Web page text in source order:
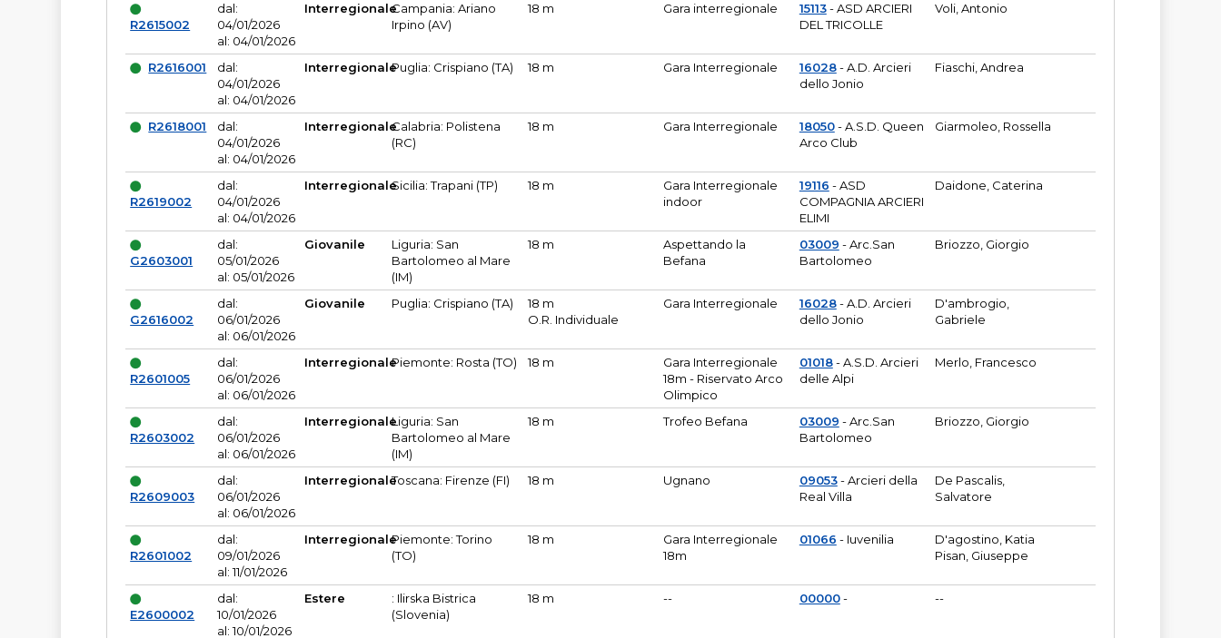
R2615002
dal:
04/01/2026
al: 04/01/2026
InterregionaleCampania: Ariano
Irpino (AV)
18 m Gara interregionale 15113- ASD ARCIERI
DEL TRICOLLE
Voli, Antonio
R2616001
dal:
04/01/2026
al: 04/01/2026
InterregionalePuglia: Crispiano (TA) 18 m Gara Interregionale 16028- A.D. Arcieri
dello Jonio
Fiaschi, Andrea
R2618001
dal:
04/01/2026
al: 04/01/2026
InterregionaleCalabria: Polistena
(RC)
18 m Gara Interregionale 18050- A.S.D. Queen
Arco Club
Giarmoleo, Rossella
R2619002
dal:
04/01/2026
al: 04/01/2026
InterregionaleSicilia: Trapani (TP) 18 m
Gara Interregionale
indoor
19116 - ASD
COMPAGNIA ARCIERI
ELIMI
Daidone, Caterina
G2603001
dal:
05/01/2026
al: 05/01/2026
Giovanile
Liguria: San
Bartolomeo al Mare
(IM)
18 m
Aspettando la
Befana
03009 - Arc.San
Bartolomeo
Briozzo, Giorgio
G2616002
dal:
06/01/2026
al: 06/01/2026
Giovanile Puglia: Crispiano (TA)
18 m
O.R. Individuale
Gara Interregionale 16028- A.D. Arcieri
dello Jonio
D'ambrogio,
Gabriele
R2601005
dal:
06/01/2026
al: 06/01/2026
InterregionalePiemonte: Rosta (TO) 18 m
Gara Interregionale
18m - Riservato Arco
Olimpico
01018- A.S.D. Arcieri
delle Alpi
Merlo, Francesco
R2603002
dal:
06/01/2026
al: 06/01/2026
InterregionaleLiguria: San
Bartolomeo al Mare
(IM)
18 m Trofeo Befana 03009 - Arc.San
Bartolomeo
Briozzo, Giorgio
R2609003
dal:
06/01/2026
al: 06/01/2026
InterregionaleToscana: Firenze (FI) 18 m Ugnano 09053- Arcieri della
Real Villa
De Pascalis,
Salvatore
R2601002
dal:
09/01/2026
al: 11/01/2026
InterregionalePiemonte: Torino
(TO)
18 m
Gara Interregionale
18m
01066 - Iuvenilia
D'agostino, Katia
Pisan, Giuseppe
E2600002
dal:
10/01/2026
al: 10/01/2026
Estere
: Ilirska Bistrica
(Slovenia)
18 m -- 00000- --